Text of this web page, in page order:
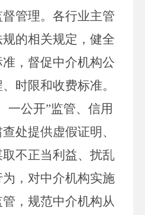
管理。 各行业主管
的相关规定，健全
，督促中介机构公
时限和收费标准。
一公开”监管、信用
查处提供虚假证明、
不正当利益、扰乱
， 对中介机构实施
，规范中介机构从